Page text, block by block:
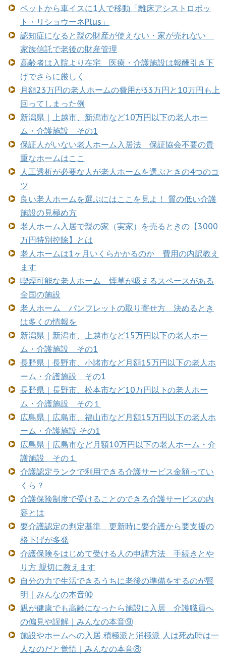
ベットから車イスに1人で移動「離床アシストロボッ
ト・リショウーネPlus」
認知症になると親の財産が使えない・家が売れない
家族信託で老後の財産管理
高齢者は入院より在宅 医療・介護施設は報酬引き下
げでさらに厳しく
月額23万円の老人ホームの費用が33万円と10万円も上
回ってしまった例
新潟県｜上越市、新潟市など10万円以下の老人ホー
ム・介護施設 その1
保証人がいない老人ホーム入居法 保証協会不要の貴
重なホームはここ
人工透析が必要な人が老人ホームを選ぶときの4つのコ
ツ
良い老人ホームを選ぶにはここを見よ！ 質の低い介護
施設の見極め方
老人ホーム入居で親の家（実家）を売るときの【3000
万円特別控除】とは
老人ホームは1ヶ月いくらかかるのか 費用の内訳教え
ます
喫煙可能な老人ホーム 煙草が吸えるスペースがある
全国の施設
老人ホーム パンフレットの取り寄せ方 決めるとき
は多くの情報を
新潟県｜新潟市、上越市など15万円以下の老人ホー
ム・介護施設 その1
長野県｜長野市、小諸市など月額15万円以下の老人ホ
ーム・介護施設 その1
長野県｜長野市、松本市など10万円以下の老人ホー
ム・介護施設 その１
広島県｜広島市、福山市など月額15万円以下の老人ホ
ーム・介護施設 その1
広島県｜広島市など月額10万円以下の老人ホーム・介
護施設 その１
介護認定ランクで利用できる介護サービス金額ってい
くら？
介護保険制度で受けることのできる介護サービスの内
容とは
要介護認定の判定基準 更新時に要介護から要支援の
格下げが多発
介護保険をはじめて受ける人の申請方法 手続きとや
り方 親切に教えます
自分の力で生活できるうちに老後の準備をするのが賢
明｜みんなの本音⑩
親が健康でも高齢になったら施設に入居 介護職員へ
の偏見や誤解｜みんなの本音⑨
施設やホームへの入居 積極派と消極派 人は死ぬ時は一
人なのだと覚悟｜みんなの本音⑧